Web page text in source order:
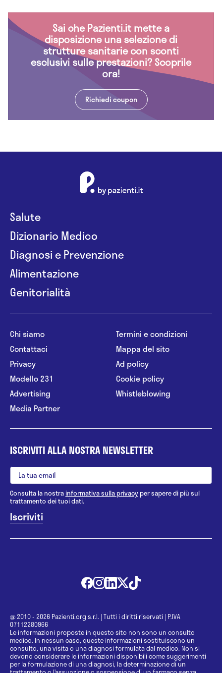
Sai che Pazienti.it mette a
disposizione una selezione di
strutture sanitarie con sconti
esclusivi sulle prestazioni? Scoprile
ora!
Richiedi coupon
Salute
Dizionario Medico
Diagnosi e Prevenzione
Alimentazione
Genitorialità
Chi siamo
Contattaci
Privacy
Modello 231
Advertising
Media Partner
Termini e condizioni
Mappa del sito
Ad policy
Cookie policy
Whistleblowing
ISCRIVITI ALLA NOSTRA NEWSLETTER
Consulta la nostrainformativa sulla privacy per sapere di più sul
trattamento dei tuoi dati.
@ 2010 - 2026 Pazienti.org s.r.l. | Tutti i diritti riservati | P.IVA
07112280966
Le informazioni proposte in questo sito non sono un consulto
medico. In nessun caso, queste informazioni sostituiscono un
consulto, una visita o una diagnosi formulata dal medico. Non si
devono considerare le informazioni disponibili come suggerimenti
per la formulazione di una diagnosi, la determinazione di un